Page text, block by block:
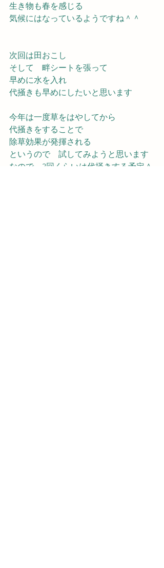
生き物も春を感じる
気候にはなっているようですね＾＾
次回は田おこし
そして　畔シートを張って
早めに水を入れ
代掻きも早めにしたいと思います
今年は一度草をはやしてから
代掻きをすることで
除草効果が発揮される
というので　試してみようと思います
なので　3回くらいは代掻きする予定＾